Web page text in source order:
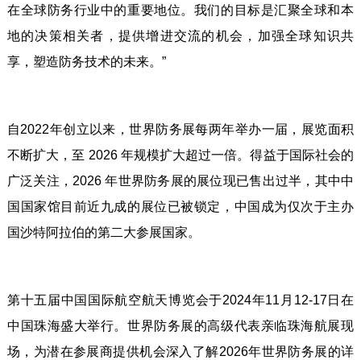
在全球防务行业中的重要地位。我们的目标是汇聚全球和本
地的决策相关者，提供增进交流的机会，加强全球知识共
享，塑造防务技术的未来。”
自2022年创立以来，世界防务展每两年举办一届，展览面积
不断扩大，至 2026 年规模扩大超过一倍。得益于国际社会的
广泛关注，2026 年世界防务展的展位现已售出过半，其中中
国国家馆目前近九成的展位已被锁定，中国成为仅次于主办
国沙特阿拉伯的第二大参展国家。
第十五届中国国际航空航天博览会于2024年11月12-17日在
中国珠海盛大举行。世界防务展的高级代表亲临珠海航展现
场，为潜在参展商提供机会深入了解2026年世界防务展的详